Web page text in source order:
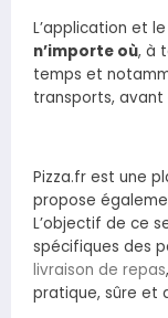
L’application et
n’importe où, à
temps et
transports, avant
Pizza.fr est une
propose
L’objectif de ce
spécifiques des
livraison de repas
pratique, sûre et